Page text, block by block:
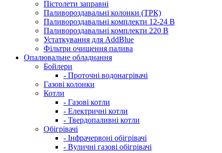
Пістолети заправні
Паливороздавальні колонки (ТРК)
Паливороздавальні комплекти 12-24 В
Паливороздавальні комплекти 220 В
Устаткування для AddBlue
Фільтри очищення палива
Опалювальне обладнання
Бойлери
- Проточні водонагрівачі
Газові колонки
Котли
- Газові котли
- Електричні котли
- Твердопаливні котли
Обігрівачі
- Інфрачервоні обігрівачі
- Вуличні газові обігрівачі